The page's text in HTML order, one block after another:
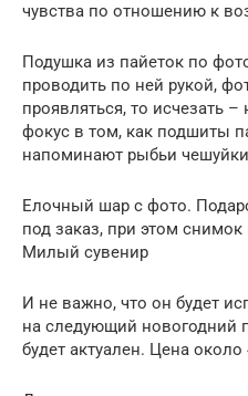
чувства по отношению к
Подушка из пайеток по
проводить по ней рукой,
проявляться, то исчезать
фокус в том, как подшиты
напоминают рыбьи
Елочный шар с фото.
под заказ, при этом
Милый сувенир
И не важно, что он будет
на следующий новогодний
будет актуален. Цена около